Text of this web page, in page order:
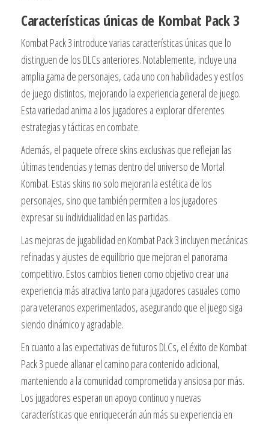
Características únicas de Kombat Pack 3
Kombat Pack 3 introduce varias características únicas que lo
distinguen de los DLCs anteriores. Notablemente, incluye una
amplia gama de personajes, cada uno con habilidades y estilos
de juego distintos, mejorando la experiencia general de juego.
Esta variedad anima a los jugadores a explorar diferentes
estrategias y tácticas en combate.
Además, el paquete ofrece skins exclusivas que reflejan las
últimas tendencias y temas dentro del universo de Mortal
Kombat. Estas skins no solo mejoran la estética de los
personajes, sino que también permiten a los jugadores
expresar su individualidad en las partidas.
Las mejoras de jugabilidad en Kombat Pack 3 incluyen mecánicas
refinadas y ajustes de equilibrio que mejoran el panorama
competitivo. Estos cambios tienen como objetivo crear una
experiencia más atractiva tanto para jugadores casuales como
para veteranos experimentados, asegurando que el juego siga
siendo dinámico y agradable.
En cuanto a las expectativas de futuros DLCs, el éxito de Kombat
Pack 3 puede allanar el camino para contenido adicional,
manteniendo a la comunidad comprometida y ansiosa por más.
Los jugadores esperan un apoyo continuo y nuevas
características que enriquecerán aún más su experiencia en